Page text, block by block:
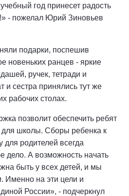
год принесет радость
- пожелал Юрий Зиновьев
подарки, поспешив
новеньких ранцев - яркие
ручек, тетради и
и сестра принялись тут же
рабочих столах.
позволит обеспечить ребят
школы. Сборы ребенка к
для родителей всегда
дело. А возможность начать
быть у всех детей, и мы
Именно на эти цели и
России», - подчеркнул